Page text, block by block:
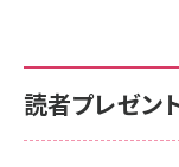
読者プレゼン